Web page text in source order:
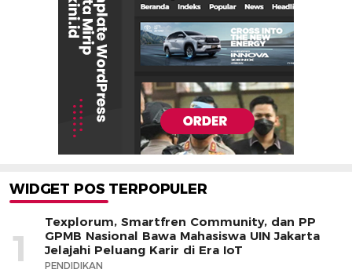
WIDGET POS TERPOPULER
1
Texplorum, Smartfren Community, dan PP
GPMB Nasional Bawa Mahasiswa UIN Jakarta
Jelajahi Peluang Karir di Era IoT
PENDIDIKAN